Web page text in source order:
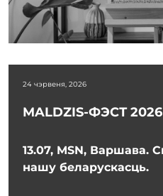
24 чэрвеня, 2026
MALDZIS-ФЭСТ 2026
13.07, MSN, Варшава. Святкуйма разам
нашу беларускасць.